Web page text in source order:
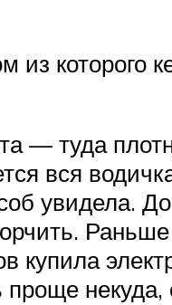
из которого
— туда
вся
увидела.
купила
некуда,